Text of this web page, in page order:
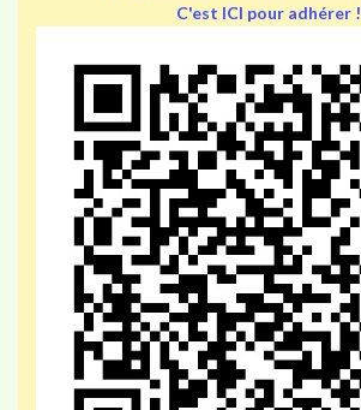
C'est ICI pour adhérer !